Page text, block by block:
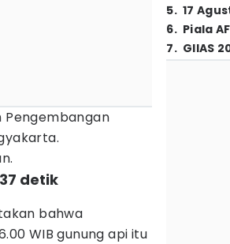
Pengembangan
detik
bahwa
WIB gunung api itu
5. 17
6. Piala
7. GIIAS